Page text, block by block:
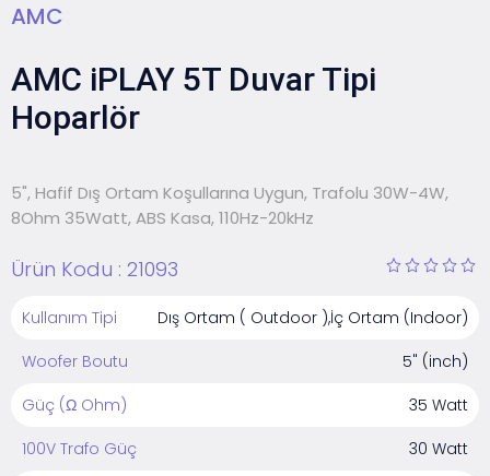
AMC
AMC iPLAY 5T Duvar Tipi
Hoparlör
5", Hafif Dış Ortam Koşullarına Uygun, Trafolu 30W-4W,
8Ohm 35Watt, ABS Kasa, 110Hz-20kHz
Ürün Kodu : 21093
Kullanım Tipi
Dış Ortam ( Outdoor ),İç Ortam (Indoor)
Woofer Boutu
5" (inch)
Güç (Ω Ohm)
35 Watt
100V Trafo Güç
30 Watt